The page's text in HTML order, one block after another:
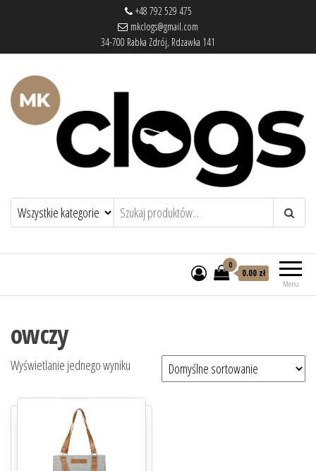
+48 792 529 475
mkclogs@gmail.com
34-700 Rabka Zdrój, Rdzawka 141
mkclogs – sklep obuwniczysklep obuwniczy – drewniaki, buty
medyczne, pantofle, klapki
Menu
0
0.00 zł
owczy
Wyświetlanie jednego wyniku